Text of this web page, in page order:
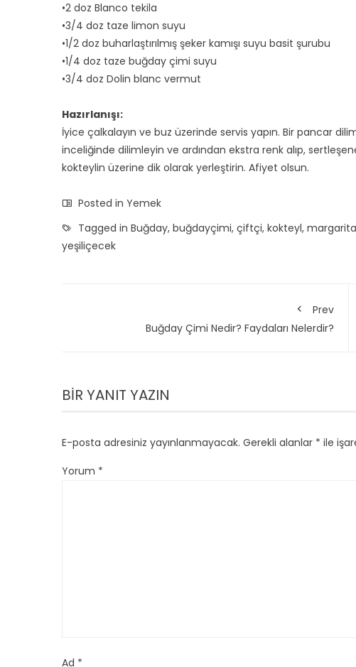
•2 doz Blanco tekila
•3/4 doz taze limon suyu
•1/2 doz buharlaştırılmış şeker kamışı suyu basit şurubu
•1/4 doz taze buğday çimi suyu
•3/4 doz Dolin blanc vermut
Hazırlanışı:
İyice çalkalayın ve buz üzerinde servis yapın. Bir pancar
inceliğinde dilimleyin ve ardından ekstra renk alıp,
kokteylin üzerine dik olarak yerleştirin. Afiyet olsun.
Posted in Yemek
Tagged in Buğday, buğdayçimi, çiftçi, kokteyl, margarita
yeşiliçecek
Prev
Buğday Çimi Nedir? Faydaları Nelerdir?
BIR YANIT YAZIN
E-posta adresiniz yayınlanmayacak. Gerekli alanlar * ile
Yorum *
Ad *